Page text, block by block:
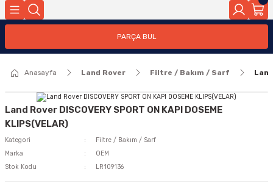
PARÇA BUL
Anasayfa Land Rover Filtre / Bakım / Sarf
Land Rover DISCOVERY SPORT ON KAPI DOSEME
KLIPS(VELAR)
Kategori
Filtre / Bakım / Sarf
Marka
OEM
Stok Kodu
LR109136